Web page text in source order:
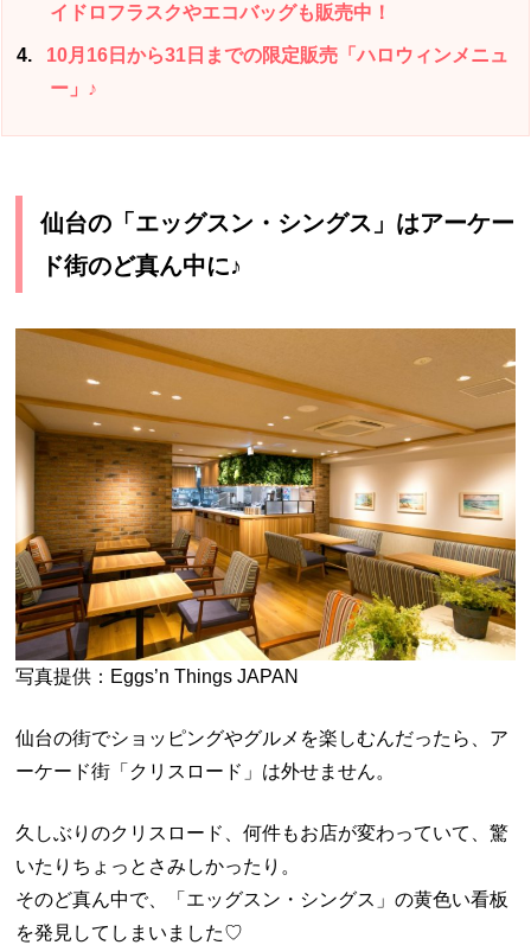
イドロフラスクやエコバッグも販売中！
4
10月16日から31日までの限定販売「ハロウィンメニュ
ー」♪
仙台の「エッグスン・シングス」はアーケー
ド街のど真ん中に♪
写真提供：Eggs’n Things JAPAN
仙台の街でショッピングやグルメを楽しむんだったら、ア
ーケード街「クリスロード」は外せません。
久しぶりのクリスロード、何件もお店が変わっていて、驚
いたりちょっとさみしかったり。
そのど真ん中で、「エッグスン・シングス」の黄色い看板
を発見してしまいました♡